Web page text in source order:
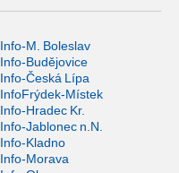
Info-M. Boleslav
Info-Budějovice
Info-Česká Lípa
InfoFrýdek-Místek
Info-Hradec Kr.
Info-Jablonec n.N.
Info-Kladno
Info-Morava